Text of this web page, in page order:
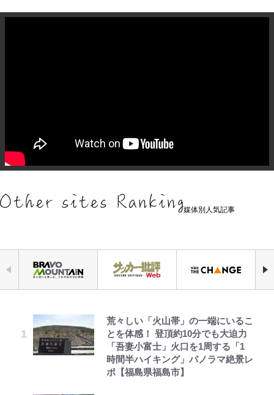
媒体別人気記事
荒々しい「火山帯」の一端にいるこ
とを体感！ 登頂約10分でも大迫力
「吾妻小富士」火口を1周する「1
時間半ハイキング」パノラマ絶景レ
ポ【福島県福島市】
浦和と千葉の首をかしげる主力放
出、柏リカルドの下で新加入2人が
化ける！Jリーグに必要な外国人選
手は【Jリーグ開幕｢初めての秋春
制｣の大激論】(4)
錦織一清の写真集はなぜ私服なの
か…高級ブランドをやめ等身大の自
分を表現する現在「ちゃんとおじい
ちゃんに」
千葉雄大、ほっそりイケメン近影に
「顔パンパンだったのに」反響 視
聴者が想った激変の納得理由
オダウエダ植田、「2年半で56kg
公式-ヒロインが来る前に妊娠しま
した~詰んだはずの悪役令嬢です
が、どうやら違うようです~ 第1話
公式-婚約破棄されたのでお掃除メ
空の轍と大地の雲と 第1回
第3回 出版までの道のり・その2
「自分の絵ごと、このジャンルはそ
ろそろ終わりかな」江口寿史が炎上
を経て樋口毅宏に語ったこと
ファミマと『VIVANT』第2シーズ
でっかい男になりたいゾ
浅草は日本の心だゾ